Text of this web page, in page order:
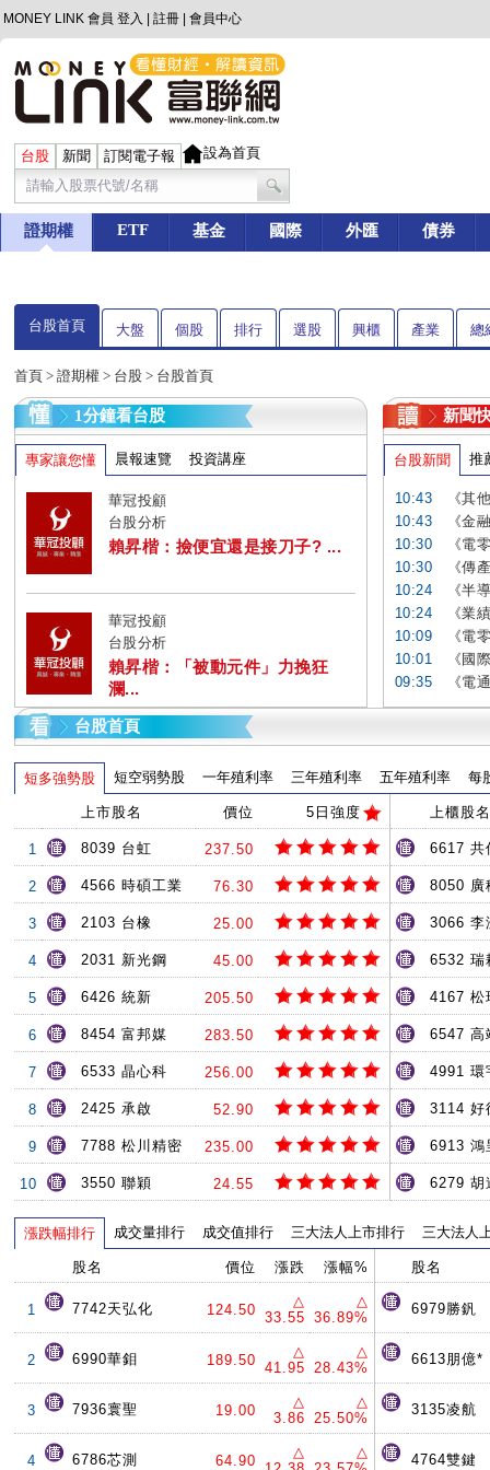
MONEY LINK 會員 登入 註冊 會員中心
台股 新聞 訂閱電子報 設為首頁
證期權 ETF 基金 國際 外匯 債券
台股首頁 大盤 個股 排行 選股 興櫃 產業 總
首頁 > 證期權 > 台股 > 台股首頁
1分鐘看台股
專家讓您懂 晨報速覽 投資講座
華冠投顧
台股分析
賴昇楷：撿便宜還是接刀子? ...
華冠投顧
台股分析
賴昇楷：「被動元件」力挽狂
瀾...
新聞
台股新聞 推
10:43
《其
10:43
《金
10:30
《電
10:30
《傳
10:24
《半
10:24
《業
10:09
《電
10:01
《國
09:35
《電
台股首頁
短多強勢股 短空弱勢股 一年殖利率 三年殖利率 五年殖利率 每
上市股名 價位 5日強度
1 8039 台虹 237.50
2 4566 時碩工業 76.30
3 2103 台橡 25.00
4 2031 新光鋼 45.00
5 6426 統新 205.50
6 8454 富邦媒 283.50
7 6533 晶心科 256.00
8 2425 承啟 52.90
9 7788 松川精密 235.00
10 3550 聯穎 24.55
上櫃股名
6617 共
8050 廣
3066 李
6532 瑞
4167 松
6547 高
4991 環
3114 好
6913 鴻
6279 胡
漲跌幅排行 成交量排行 成交值排行 三大法人上市排行 三大法人
股名 價位 漲跌 漲幅%
1 7742天弘化 124.50
△
33.55
△
36.89%
2 6990華鉬 189.50
△
41.95
△
28.43%
3 7936寰聖 19.00
△
3.86
△
25.50%
4 6786芯測 64.90
△
△
股名
6979勝釩
6613朋億*
3135凌航
4764雙鍵